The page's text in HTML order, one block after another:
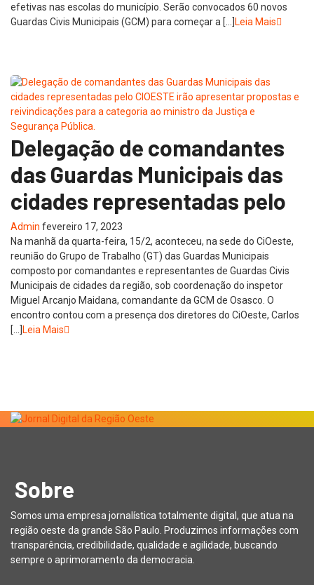
efetivas nas escolas do município. Serão convocados 60 novos
Guardas Civis Municipais (GCM) para começar a […]
Leia Mais
Delegação de comandantes
das Guardas Municipais das
cidades representadas pelo
Admin fevereiro 17, 2023
Na manhã da quarta-feira, 15/2, aconteceu, na sede do CiOeste,
reunião do Grupo de Trabalho (GT) das Guardas Municipais
composto por comandantes e representantes de Guardas Civis
Municipais de cidades da região, sob coordenação do inspetor
Miguel Arcanjo Maidana, comandante da GCM de Osasco. O
encontro contou com a presença dos diretores do CiOeste, Carlos
[…]
Leia Mais
Sobre
Somos uma empresa jornalística totalmente digital, que atua na
região oeste da grande São Paulo. Produzimos informações com
transparência, credibilidade, qualidade e agilidade, buscando
sempre o aprimoramento da democracia.